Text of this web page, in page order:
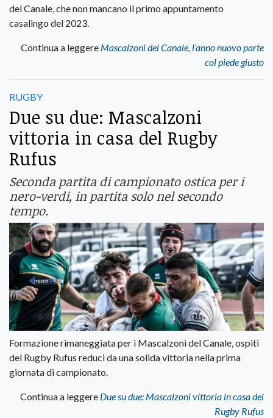
del Canale, che non mancano il primo appuntamento
casalingo del 2023.
Continua a leggere Mascalzoni del Canale, l’anno nuovo parte
col piede giusto
RUGBY
Due su due: Mascalzoni
vittoria in casa del Rugby
Rufus
Seconda partita di campionato ostica per i
nero-verdi, in partita solo nel secondo
tempo.
Formazione rimaneggiata per i Mascalzoni del Canale, ospiti
del Rugby Rufus reduci da una solida vittoria nella prima
giornata di campionato.
Continua a leggere Due su due: Mascalzoni vittoria in casa del
Rugby Rufus